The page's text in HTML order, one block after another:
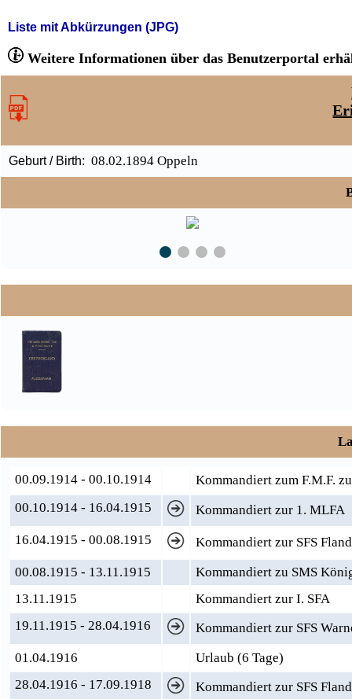
Liste mit Abkürzungen (JPG)
Weitere Informationen über das Benutzerportal
Geburt / Birth: 08.02.1894 Oppeln
00.09.1914 - 00.10.1914
Kommandiert zum F.M.F.
00.10.1914 - 16.04.1915
Kommandiert zur 1. MLFA
16.04.1915 - 00.08.1915
Kommandiert zur SFS
00.08.1915 - 13.11.1915
Kommandiert zu SMS
13.11.1915
Kommandiert zur I. SFA
19.11.1915 - 28.04.1916
Kommandiert zur SFS
01.04.1916
Urlaub (6 Tage)
28.04.1916 - 17.09.1918
Kommandiert zur SFS